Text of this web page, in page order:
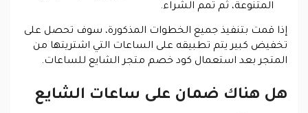
المتنوعة، ثم تمم الشراء.
إذا قمت بتنفيذ جميع الخطوات المذكورة، سوف تحصل على
تخفيض كبير يتم تطبيقه على الساعات التي اشتريتها من
المتجر بعد استعمال كود خصم متجر الشايع للساعات.
هل هناك ضمان على ساعات الشايع